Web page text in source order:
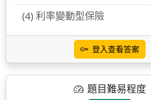
(4) 利率變動型保險
登入查看答案
題目難易程度